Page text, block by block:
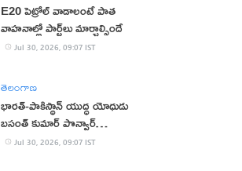
E20 పెట్రోల్ వాడాలంటే పాత
వాహనాల్లో పార్ట్‌లు మార్చాల్సిందే
Jul 30, 2026, 09:07 IST
తెలంగాణ
భార‌త్‌-పాకిస్థాన్ యుద్ధ యోధుడు
బ‌సంత్ కుమార్ పొన్వార్‌
క‌న్నుమూత‌
Jul 30, 2026, 09:07 IST